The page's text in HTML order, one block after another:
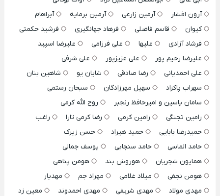
آرون افشار
آرمین زارعی آرمین برمایه
آبراهام
کیوان
قاسم فاضلی فرهاد جهانگیری
فرشید حکمتی
فرشاد آزادی
علیها علی فرزامی
علیرضا اسپید
علیرضا رحیم پور
علی عزیزپور
علی شرفی
علی احمدیانی
رضا صادقی شایان یو
شاهین بنان
سهراب پاکزاد
سهیل مهرزادگان
سبحان رستمی
سامان یاسین و امیرحافظ رنجبر
روح الله کرمی
رامین تجنگی
رامین کرمی رضا کرمی تارا
راغب
حمیدرضا بابایی
حمید هیراد
حسن زیرک
حامد الماسی
حامد سنجابی
یوسف جمالی
همایون شجریان
هوروش بند
هومن پناهی
هومن نجفی
میلاد غلامی مهراد جم
مهدیار
مهدی مولاد
مهدی شریفی مهدی احمدوند
معین زد